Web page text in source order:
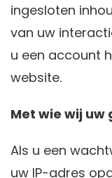
ingesloten
van uw
u een account
website.
Met wie wij uw
Als u een
uw IP-adres